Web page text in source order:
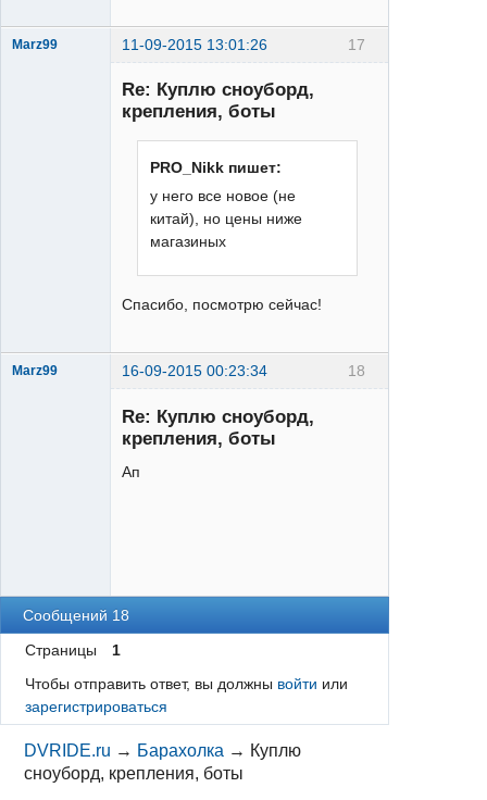
17
Marz99 11-09-2015 13:01:26
Re: Куплю сноуборд,
крепления, боты
PRO_Nikk пишет:
у него все новое (не
китай), но цены ниже
магазиных
Спасибо, посмотрю сейчас!
18
Marz99 16-09-2015 00:23:34
Re: Куплю сноуборд,
крепления, боты
Ап
Сообщений 18
Страницы
1
Чтобы отправить ответ, вы должны войти или
зарегистрироваться
DVRIDE.ru → Барахолка → Куплю
сноуборд, крепления, боты